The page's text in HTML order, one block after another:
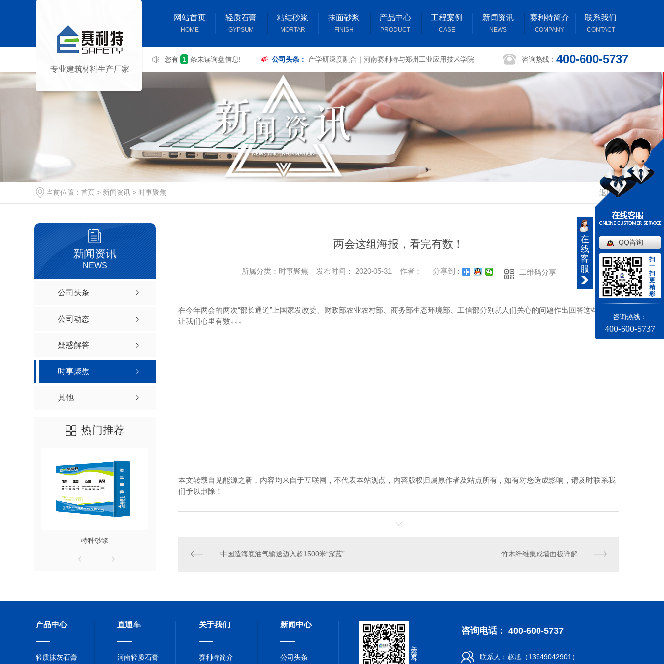
专业建筑材料生产厂家
网站首页
HOME
轻质石膏
GYPSUM
粘结砂浆
MORTAR
抹面砂浆
FINISH
产品中心
PRODUCT
工程案例
CASE
新闻资讯
NEWS
赛利特简介
COMPANY
联系我们
CONTACT
公司头条： 产学研深度融合｜河南赛利特与郑州工业应用技术学院
签订复合板材力学性能专项研究合作合同
咨询热线： 400-600-5737
您有 1 条未读询盘信息!
当前位置： 首页 > 新闻资讯 > 时事聚焦 返回
新闻资讯
NEWS
公司头条
公司动态
疑惑解答
时事聚焦
其他
热门推荐
特种砂浆
两会这组海报，看完有数！
所属分类：时事聚焦 发布时间： 2020-05-31 作者： 分享到： 二维码分享
在今年两会的两次“部长通道”上国家发改委、财政部农业农村部、商务部生态环境部、工信部分别就人们关心的问题作出回答这些数字
让我们心里有数↓↓↓
本文转载自见能源之新，内容均来自于互联网，不代表本站观点，内容版权归属原作者及站点所有，如有对您造成影响，请及时联系我
们予以删除！
中国造海底油气输送迈入超1500米“深蓝”时代 竹木纤维集成墙面板详解
产品中心
轻质抹灰石膏
直通车
河南轻质石膏
关于我们
赛利特简介
新闻中心
公司头条
关注公众号
咨询电话： 400-600-5737
联系人：赵旭（13949042901）
在
线
客
服
QQ咨询
扫
一
扫
更
精
彩
咨询热线：
400-600-5737